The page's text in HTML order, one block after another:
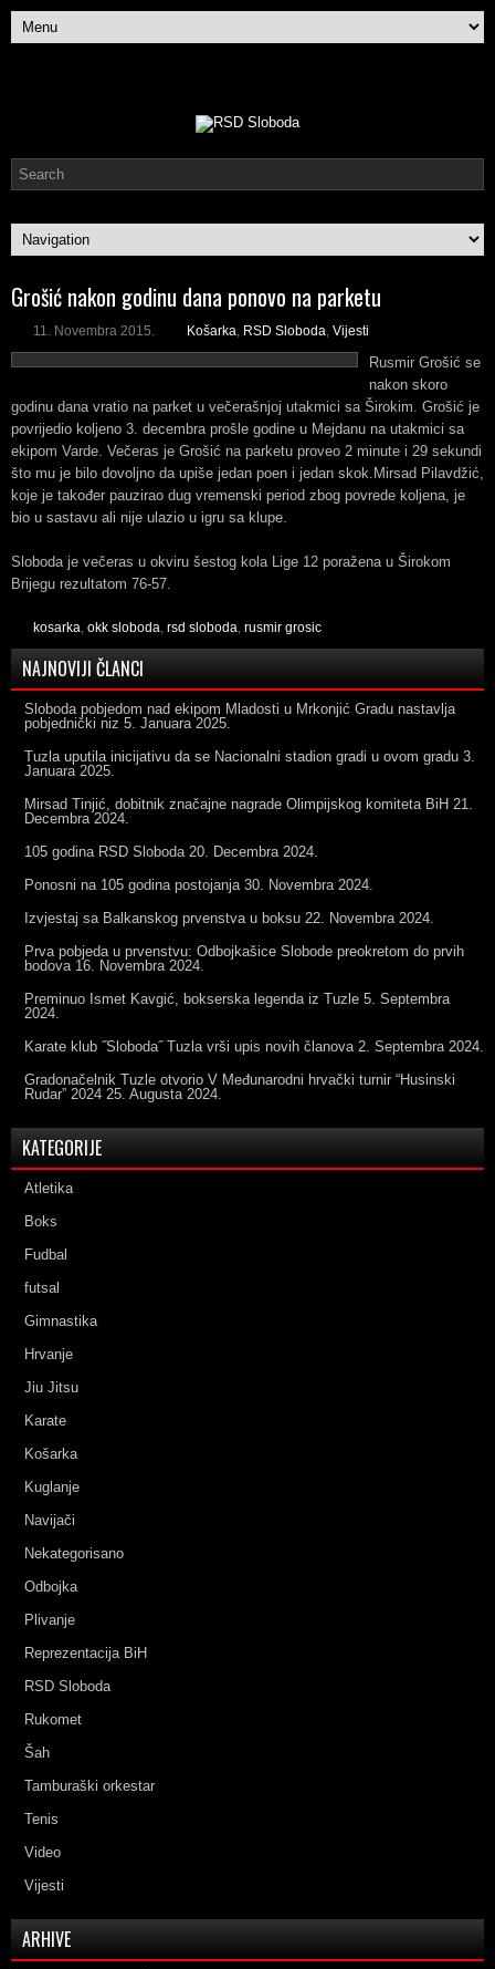
Grošić nakon godinu dana ponovo na parketu
11. Novembra 2015. Košarka, RSD Sloboda, Vijesti
Rusmir Grošić se
nakon skoro
godinu dana vratio na parket u večerašnjoj utakmici sa Širokim. Grošić je
povrijedio koljeno 3. decembra prošle godine u Mejdanu na utakmici sa
ekipom Varde. Večeras je Grošić na parketu proveo 2 minute i 29 sekundi
što mu je bilo dovoljno da upiše jedan poen i jedan skok. Mirsad Pilavdžić,
koje je također pauzirao dug vremenski period zbog povrede koljena, je
bio u sastavu ali nije ulazio u igru sa klupe.
Sloboda je večeras u okviru šestog kola Lige 12 poražena u Širokom
Brijegu rezultatom 76-57.
kosarka, okk sloboda, rsd sloboda, rusmir grosic
NAJNOVIJI ČLANCI
Sloboda pobjedom nad ekipom Mladosti u Mrkonjić Gradu nastavlja
pobjednički niz 5. Januara 2025.
Tuzla uputila inicijativu da se Nacionalni stadion gradi u ovom gradu 3.
Januara 2025.
Mirsad Tinjić, dobitnik značajne nagrade Olimpijskog komiteta BiH 21.
Decembra 2024.
105 godina RSD Sloboda 20. Decembra 2024.
Ponosni na 105 godina postojanja 30. Novembra 2024.
Izvjestaj sa Balkanskog prvenstva u boksu 22. Novembra 2024.
Prva pobjeda u prvenstvu: Odbojkašice Slobode preokretom do prvih
bodova 16. Novembra 2024.
Preminuo Ismet Kavgić, bokserska legenda iz Tuzle 5. Septembra
2024.
Karate klub ˝Sloboda˝ Tuzla vrši upis novih članova 2. Septembra 2024.
Gradonačelnik Tuzle otvorio V Međunarodni hrvački turnir “Husinski
Rudar” 2024 25. Augusta 2024.
KATEGORIJE
Atletika
Boks
Fudbal
futsal
Gimnastika
Hrvanje
Jiu Jitsu
Karate
Košarka
Kuglanje
Navijači
Nekategorisano
Odbojka
Plivanje
Reprezentacija BiH
RSD Sloboda
Rukomet
Šah
Tamburaški orkestar
Tenis
Video
Vijesti
ARHIVE